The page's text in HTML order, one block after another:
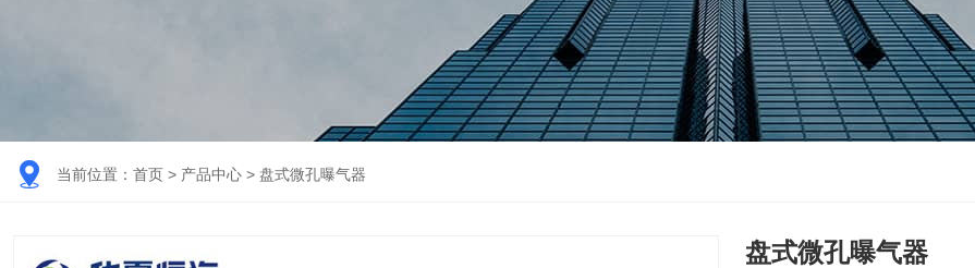
 当前位置： 首页 > 产品中心 > 盘式微孔曝气器
盘式微孔曝气器